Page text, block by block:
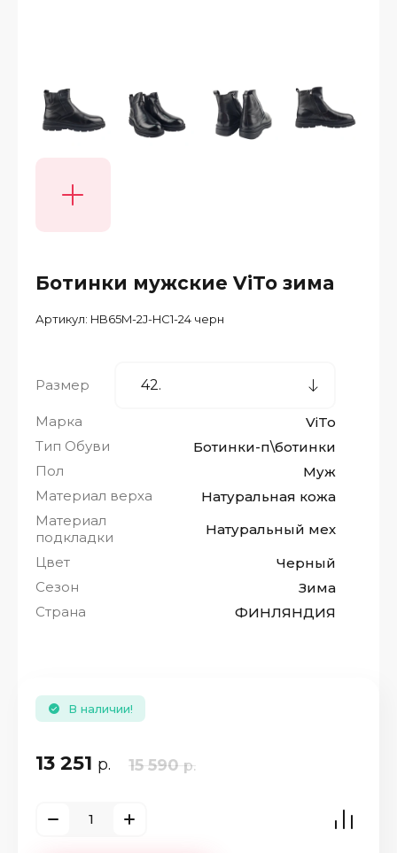
Ботинки мужские ViTo зима
Артикул: HB65M-2J-HC1-24 черн
Размер
Марка
ViTo
Тип Обуви
Ботинки-п\ботинки
Пол
Муж
Материал верха
Натуральная кожа
Материал
подкладки
Натуральный мех
Цвет
Черный
Сезон
Зима
Страна
ФИНЛЯНДИЯ
В наличии!
13 251 р. 15 590 р.